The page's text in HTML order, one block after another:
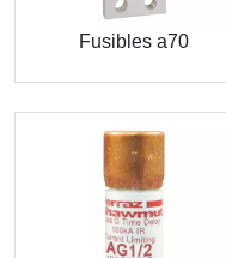
Fusibles a70